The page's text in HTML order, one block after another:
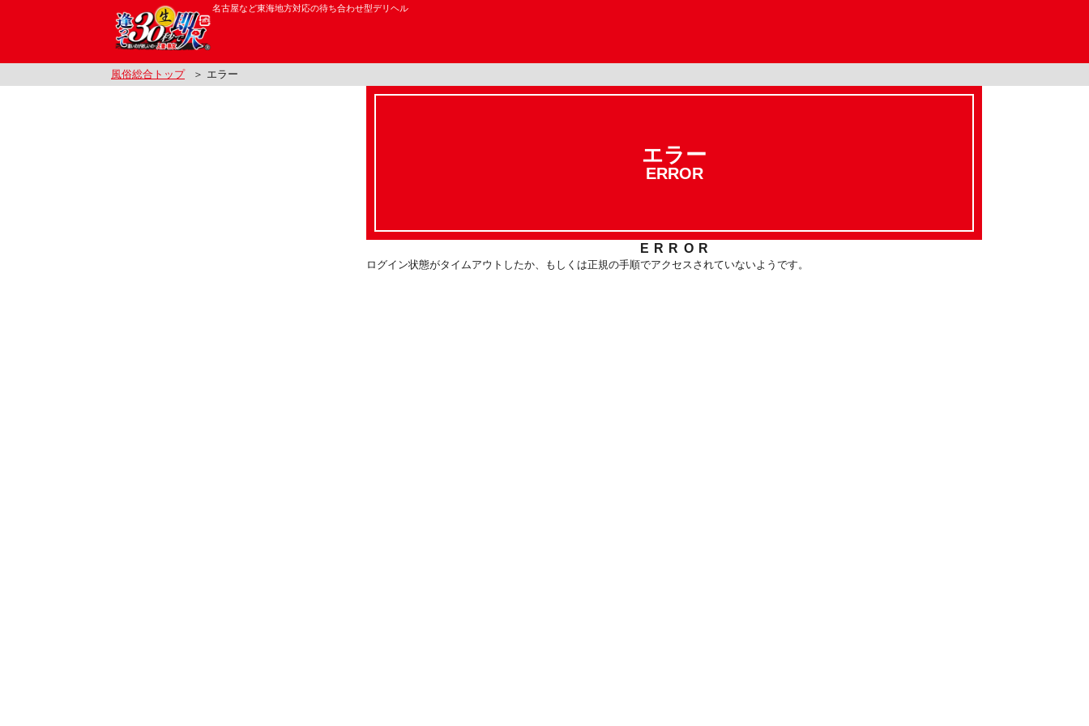
名古屋など東海地方対応の待ち合わせ型デリヘル
風俗総合トップ ＞ エラー
エラー
ERROR
ERROR
ログイン状態がタイムアウトしたか、もしくは正規の手順でアクセスされていないようです。